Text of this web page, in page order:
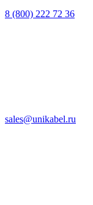
8 (800) 222 72 36
sales@unikabel.ru